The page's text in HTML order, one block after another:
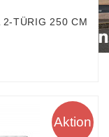
2-TÜRIG 250 CM
Aktion